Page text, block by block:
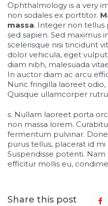
Ophthalmology is a very
non sodales ex porttitor.
massa. Integer non
sed sapien. Sed maximus
scelerisque nisi tincidunt
dolor vehicula, eget
diam nibh, malesuada
In auctor diam ac arcu
Nunc fringilla laoreet
Quisque ullamcorper
osteopathe-nyon-
s. Nullam laoreet porta
non massa lorem.
fermentum pulvinar.
purus tellus, placerat id
Suspendisse potenti.
efficitur mollis eu,
Share this post